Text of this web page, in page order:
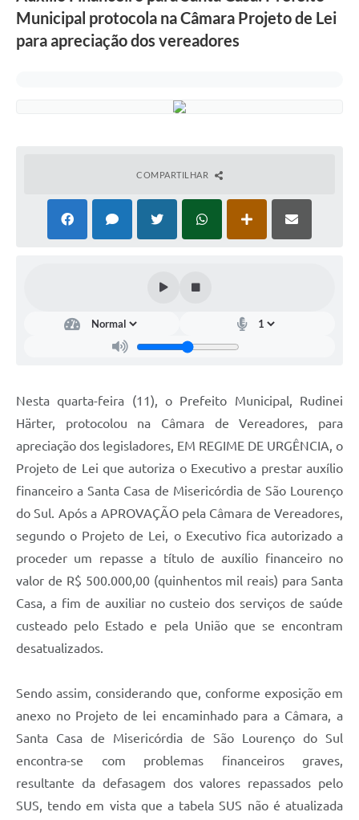
Municipal protocola na Câmara Projeto de Lei
para apreciação dos vereadores
COMPARTILHAR
Nesta quarta-feira (11), o Prefeito Municipal, Rudinei
Härter, protocolou na Câmara de Vereadores, para
apreciação dos legisladores, EM REGIME DE URGÊNCIA, o
Projeto de Lei que autoriza o Executivo a prestar auxílio
financeiro a Santa Casa de Misericórdia de São Lourenço
do Sul. Após a APROVAÇÃO pela Câmara de Vereadores,
segundo o Projeto de Lei, o Executivo fica autorizado a
proceder um repasse a título de auxílio financeiro no
valor de R$ 500.000,00 (quinhentos mil reais) para Santa
Casa, a fim de auxiliar no custeio dos serviços de saúde
custeado pelo Estado e pela União que se encontram
desatualizados.
Sendo assim, considerando que, conforme exposição em
anexo no Projeto de lei encaminhado para a Câmara, a
Santa Casa de Misericórdia de São Lourenço do Sul
encontra-se com problemas financeiros graves,
resultante da defasagem dos valores repassados pelo
SUS, tendo em vista que a tabela SUS não é atualizada